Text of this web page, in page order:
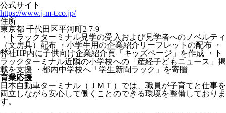
公式サイト
https://www.j-m-t.co.jp/
住所
東京都 千代田区平河町2 7-9
・トラックターミナル見学の受入および見学者へのノベルティ
（文房具）配布 ・小学生用の企業紹介リーフレットの配布 ・
弊社HP内に子供向け企業紹介頁「キッズページ」を作成 ・ト
ラックターミナル近隣の小学校への「産経子どもニュース」掲
載を支援 ・都内中学校へ「学生新聞ラック」を寄贈
育業応援
日本自動車ターミナル（ＪＭＴ）では、職員が子育てと仕事を
両立しながら安心して働くことのできる環境を整備しておりま
す。